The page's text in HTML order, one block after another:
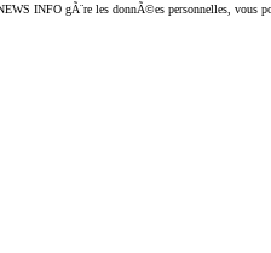
INFO gÃ¨re les donnÃ©es personnelles, vous